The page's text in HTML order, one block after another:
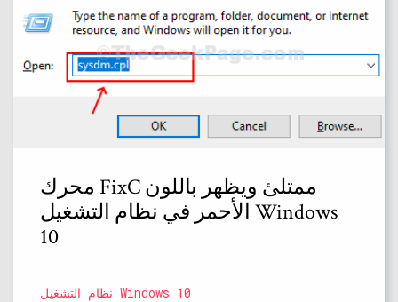
محرك FixC ممتلئ ويظهر باللون
الأحمر في نظام التشغيل Windows
10
نظام التشغيل Windows 10